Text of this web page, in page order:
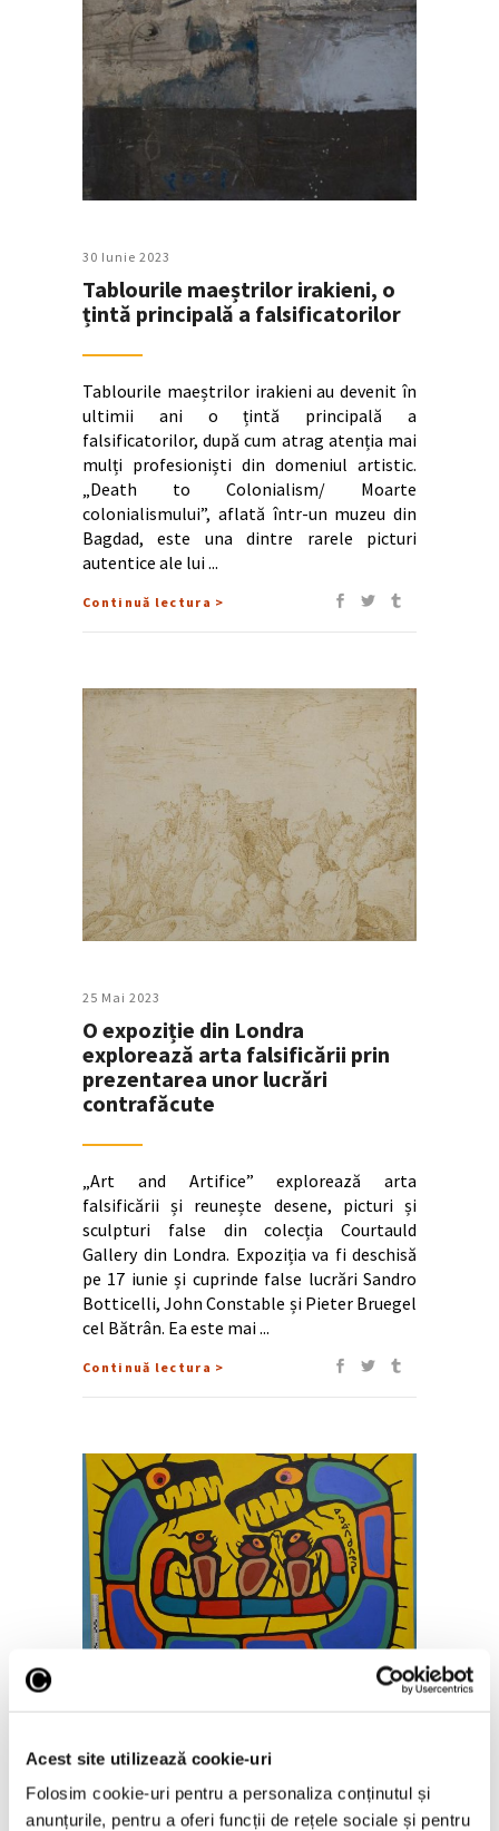
Acest site utilizează cookie-uri
Folosim cookie-uri pentru a personaliza conținutul și
anunțurile, pentru a oferi funcții de rețele sociale și pentru
30 Iunie 2023
Tablourile maeștrilor irakieni, o
țintă principală a falsificatorilor
Tablourile maeștrilor irakieni au devenit în
ultimii ani o țintă principală a
falsificatorilor, după cum atrag atenția mai
mulți profesioniști din domeniul artistic.
„Death to Colonialism/ Moarte
colonialismului”, aflată într-un muzeu din
Bagdad, este una dintre rarele picturi
autentice ale lui
Continuă lectura >
25 Mai 2023
O expoziție din Londra
explorează arta falsificării prin
prezentarea unor lucrări
contrafăcute
„Art and Artifice” explorează arta
falsificării și reunește desene, picturi și
sculpturi false din colecția Courtauld
Gallery din Londra. Expoziția va fi deschisă
pe 17 iunie și cuprinde false lucrări Sandro
Botticelli, John Constable și Pieter Bruegel
cel Bătrân. Ea este mai
Continuă lectura >
Cea mai mare fraudă în artă din
poliția canadiană